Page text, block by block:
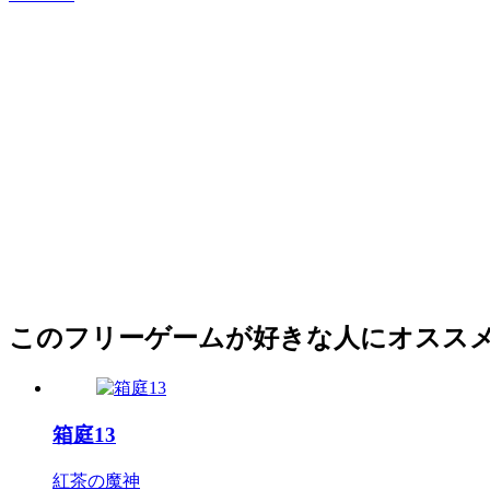
このフリーゲームが好きな人にオスス
箱庭13
紅茶の魔神